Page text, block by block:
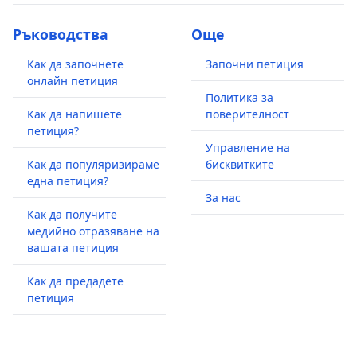
Ръководства
Как да започнете
онлайн петиция
Как да напишете
петиция?
Как да популяризираме
една петиция?
Как да получите
медийно отразяване на
вашата петиция
Как да предадете
петиция
Още
Започни петиция
Политика за
поверителност
Управление на
бисквитките
За нас